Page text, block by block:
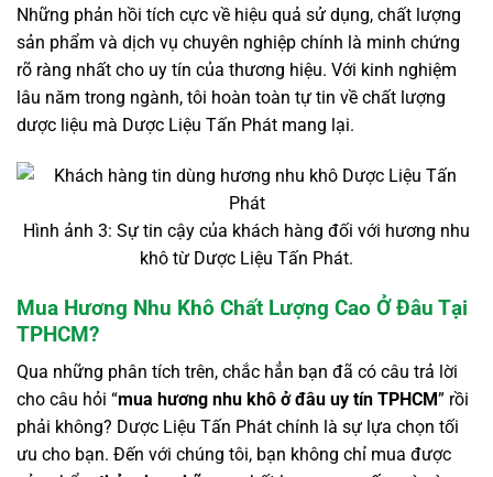
Những phản hồi tích cực về hiệu quả sử dụng, chất lượng
sản phẩm và dịch vụ chuyên nghiệp chính là minh chứng
rõ ràng nhất cho uy tín của thương hiệu. Với kinh nghiệm
lâu năm trong ngành, tôi hoàn toàn tự tin về chất lượng
dược liệu mà Dược Liệu Tấn Phát mang lại.
Hình ảnh 3: Sự tin cậy của khách hàng đối với hương nhu
khô từ Dược Liệu Tấn Phát.
Mua Hương Nhu Khô Chất Lượng Cao Ở Đâu Tại
TPHCM?
Qua những phân tích trên, chắc hẳn bạn đã có câu trả lời
cho câu hỏi “mua hương nhu khô ở đâu uy tín TPHCM” rồi
phải không? Dược Liệu Tấn Phát chính là sự lựa chọn tối
ưu cho bạn. Đến với chúng tôi, bạn không chỉ mua được